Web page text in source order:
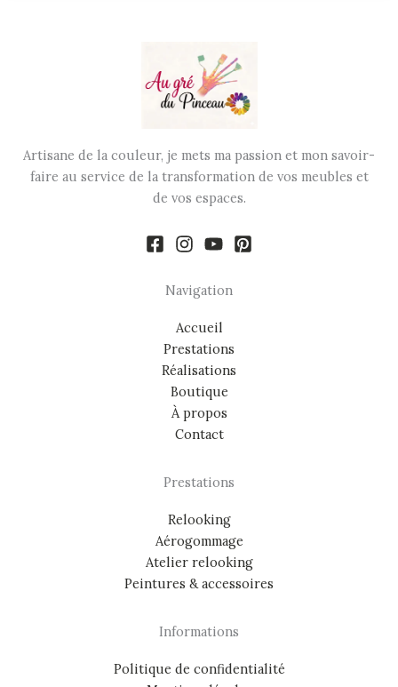
Artisane de la couleur, je mets ma passion et mon savoir-
faire au service de la transformation de vos meubles et
de vos espaces.
Navigation
Accueil
Prestations
Réalisations
Boutique
À propos
Contact
Prestations
Relooking
Aérogommage
Atelier relooking
Peintures & accessoires
Informations
Politique de confidentialité